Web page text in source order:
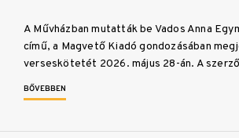
A Művházban mutatták be Vados Anna
című, a Magvető Kiadó gondozásában
verseskötetét 2026. május 28-án. A
BŐVEBBEN